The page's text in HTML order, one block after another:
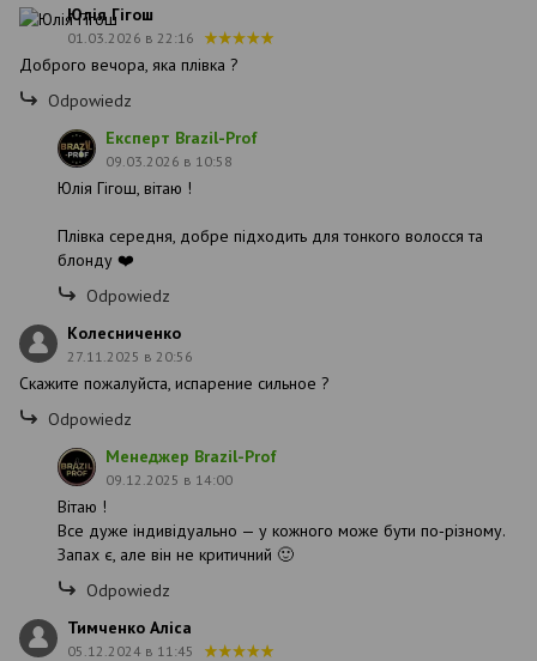
Юлія Гігош
01.03.2026 в 22:16
Доброго вечора, яка плівка ?
Odpowiedz
Експерт Brazil-Prof
09.03.2026 в 10:58
Юлія Гігош, вітаю !
Плівка середня, добре підходить для тонкого волосся та
блонду ❤️
Odpowiedz
Колесниченко
27.11.2025 в 20:56
Скажите пожалуйста, испарение сильное ?
Odpowiedz
Менеджер Brazil-Prof
09.12.2025 в 14:00
Вітаю !
Все дуже індивідуально — у кожного може бути по‑різному.
Запах є, але він не критичний 🙂
Odpowiedz
Тимченко Аліса
05.12.2024 в 11:45